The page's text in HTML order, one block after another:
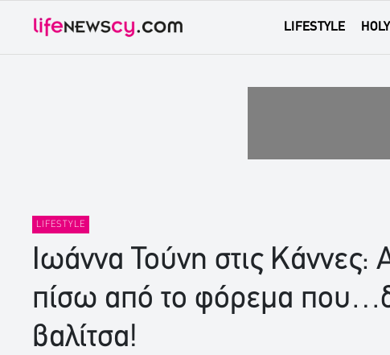
LIFESTYLE
LIFESTYLE
Ιωάννα Τούνη στις Κάννες:
πίσω από το φόρεμα
βαλίτσα!